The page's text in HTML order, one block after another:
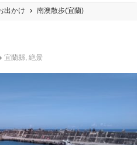
出かけ 南澳散歩(宜蘭)
宜蘭縣, 絶景